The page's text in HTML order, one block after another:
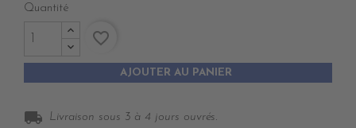
Quantité
AJOUTER AU PANIER
favorite_border
local_shipping Livraison sous 3 à 4 jours ouvrés.